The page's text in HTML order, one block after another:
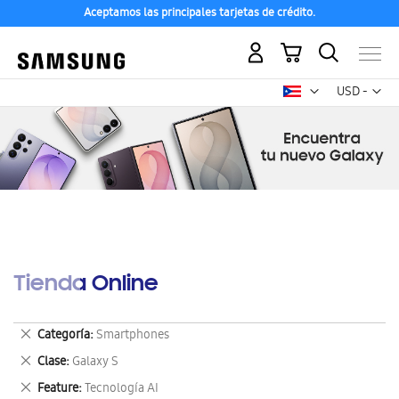
Aceptamos las principales tarjetas de crédito.
USD -
dólar
Mi carrito
Tienda Online
Categoría Smartphones
Eliminar
este
artículo
Clase Galaxy S
Eliminar
este
Feature Tecnología AI
Eliminar